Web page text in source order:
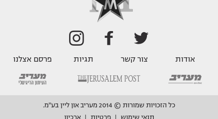
אודות צור קשר תגיות פרסם אצלנו
כל הזכויות שמורות © 2014 מעריב און ליין בע"מ.
תנאי שימוש
פרטיות ארכיון